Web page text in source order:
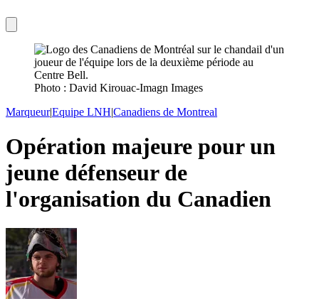
Photo : David Kirouac-Imagn Images
Marqueur|Equipe LNH|Canadiens de Montreal
Opération majeure pour un
jeune défenseur de
l'organisation du Canadien